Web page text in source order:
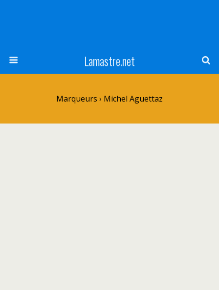
Lamastre.net
Marqueurs › Michel Aguettaz